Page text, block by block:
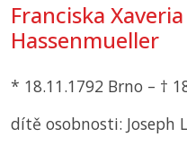
Franciska
Hassenmueller
* 18.11.1792 Brno – †
dítě osobnosti: Joseph